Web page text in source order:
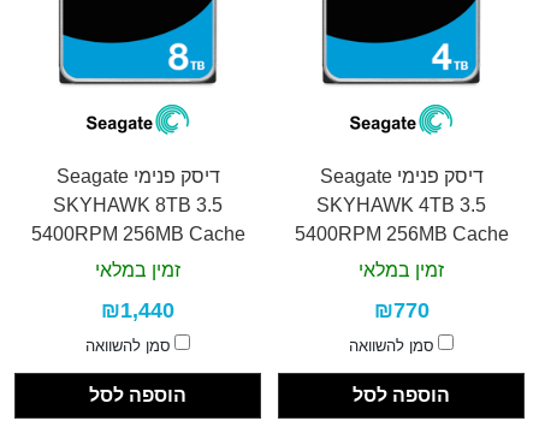
דיסק פנימי Seagate
SKYHAWK 4TB 3.5
5400RPM 256MB Cache
זמין במלאי
₪770
סמן להשוואה
הוספה לסל
דיסק פנימי Seagate
SKYHAWK 8TB 3.5
5400RPM 256MB Cache
זמין במלאי
₪1,440
סמן להשוואה
הוספה לסל